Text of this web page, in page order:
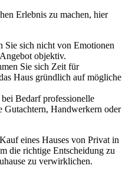
Erlebnis zu machen, hier
Sie sich nicht von Emotionen
objektiv.
Sie sich Zeit für
Haus gründlich auf mögliche
Bedarf professionelle
Handwerkern oder
eines Hauses von Privat in
die richtige Entscheidung zu
zu verwirklichen.